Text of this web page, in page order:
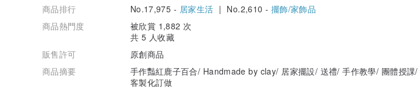
商品排行
No.17,975 - 居家生活 | No.2,610 -擺飾/家飾品
商品熱門度
被欣賞 1,882 次
共 5 人收藏
販售許可
原創商品
商品摘要
手作豔紅鹿子百合/ Handmade by clay/ 居家擺設/ 送禮/ 手作教學/ 團體授課/
客製化訂做